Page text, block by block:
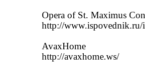
Opera of St. Maximus
http://www.ispovednik.ru/
AvaxHome
http://avaxhome.ws/